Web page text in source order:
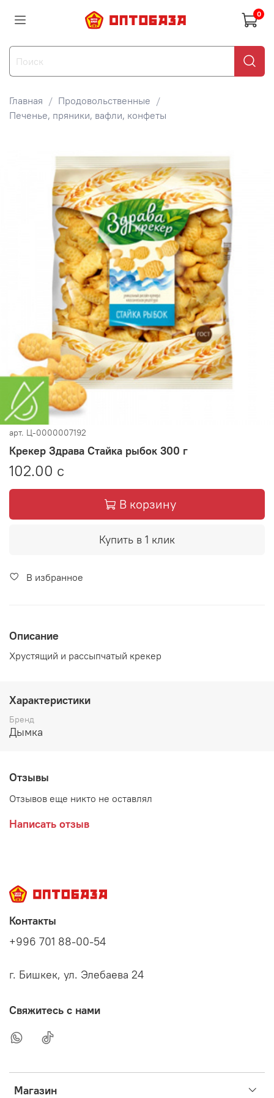
0
Главная
Продовольственные
Печенье, пряники, вафли, конфеты
арт. Ц-0000007192
Крекер Здрава Стайка рыбок 300 г
102.00 с
В корзину
Купить в 1 клик
В избранное
Описание
Хрустящий и рассыпчатый крекер
Характеристики
Бренд
Дымка
Отзывы
Отзывов еще никто не оставлял
Написать отзыв
Магазин
Контакты
+996 701 88-00-54
г. Бишкек, ул. Элебаева 24
Свяжитесь с нами